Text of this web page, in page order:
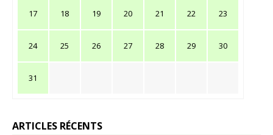
17 18 19 20 21 22 23
24 25 26 27 28 29 30
31
ARTICLES RÉCENTS